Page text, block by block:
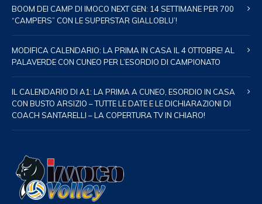
BOOM DEI CAMP DI IMOCO NEXT GEN: 14 SETTIMANE PER 700
“CAMPERS” CON LE SUPERSTAR GIALLOBLU’!
MODIFICA CALENDARIO: LA PRIMA IN CASA IL 4 OTTOBRE! AL
PALAVERDE CON CUNEO PER L’ESORDIO DI CAMPIONATO
IL CALENDARIO DI A1: LA PRIMA A CUNEO, ESORDIO IN CASA
CON BUSTO ARSIZIO – TUTTE LE DATE E LE DICHIARAZIONI DI
COACH SANTARELLI – LA COPERTURA TV IN CHIARO!